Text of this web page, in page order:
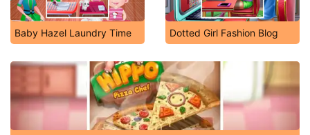
Baby Hazel Laundry Time Dotted Girl Fashion Blog